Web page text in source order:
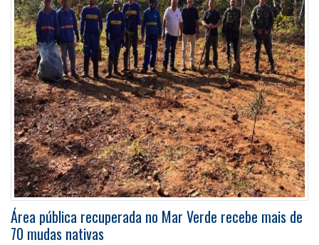
Área pública recuperada no Mar Verde recebe mais de
70 mudas nativas